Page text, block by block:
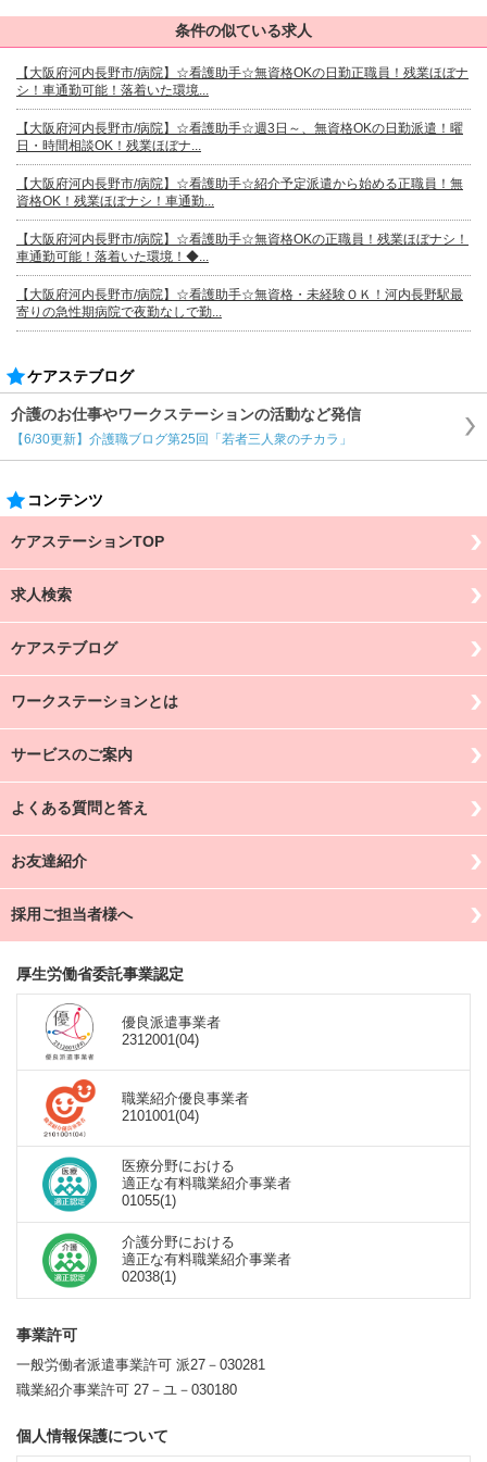
条件の似ている求人
【大阪府河内長野市/病院】☆看護助手☆無資格OKの日勤正職員！残業ほぼナ
シ！車通勤可能！落着いた環境...
【大阪府河内長野市/病院】☆看護助手☆週3日～、無資格OKの日勤派遣！曜
日・時間相談OK！残業ほぼナ...
【大阪府河内長野市/病院】☆看護助手☆紹介予定派遣から始める正職員！無
資格OK！残業ほぼナシ！車通勤...
【大阪府河内長野市/病院】☆看護助手☆無資格OKの正職員！残業ほぼナシ！
車通勤可能！落着いた環境！◆...
【大阪府河内長野市/病院】☆看護助手☆無資格・未経験ＯＫ！河内長野駅最
寄りの急性期病院で夜勤なしで勤...
ケアステブログ
介護のお仕事やワークステーションの活動など発信
【6/30更新】介護職ブログ第25回「若者三人衆のチカラ」
コンテンツ
ケアステーションTOP
求人検索
ケアステブログ
ワークステーションとは
サービスのご案内
よくある質問と答え
お友達紹介
採用ご担当者様へ
厚生労働省委託事業認定
優良派遣事業者
2312001(04)
職業紹介優良事業者
2101001(04)
医療分野における
適正な有料職業紹介事業者
01055(1)
介護分野における
適正な有料職業紹介事業者
02038(1)
事業許可
一般労働者派遣事業許可 派27－030281
職業紹介事業許可 27－ユ－030180
個人情報保護について